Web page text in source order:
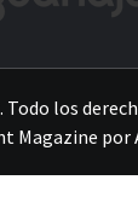
los
Magazine por